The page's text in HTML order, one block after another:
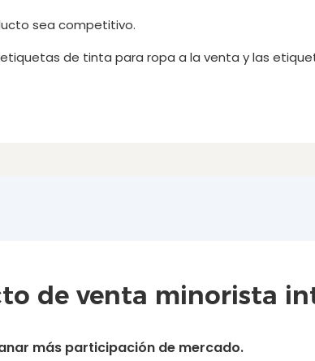
sea competitivo.
de tinta para ropa a la venta y las
de venta minorista
más participación de mercado.